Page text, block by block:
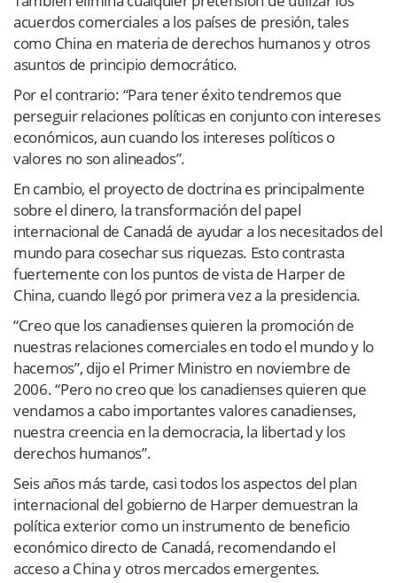
acuerdos comerciales a los países de presión, tales
como China en materia de derechos humanos y otros
asuntos de principio democrático.
Por el contrario: “Para tener éxito tendremos que
perseguir relaciones políticas en conjunto con intereses
económicos, aun cuando los intereses políticos o
valores no son alineados”.
En cambio, el proyecto de doctrina es principalmente
sobre el dinero, la transformación del papel
internacional de Canadá de ayudar a los necesitados del
mundo para cosechar sus riquezas. Esto contrasta
fuertemente con los puntos de vista de Harper de
China, cuando llegó por primera vez a la presidencia.
“Creo que los canadienses quieren la promoción de
nuestras relaciones comerciales en todo el mundo y lo
hacemos”, dijo el Primer Ministro en noviembre de
2006. “Pero no creo que los canadienses quieren que
vendamos a cabo importantes valores canadienses,
nuestra creencia en la democracia, la libertad y los
derechos humanos”.
Seis años más tarde, casi todos los aspectos del plan
internacional del gobierno de Harper demuestran la
política exterior como un instrumento de beneficio
económico directo de Canadá, recomendando el
acceso a China y otros mercados emergentes.